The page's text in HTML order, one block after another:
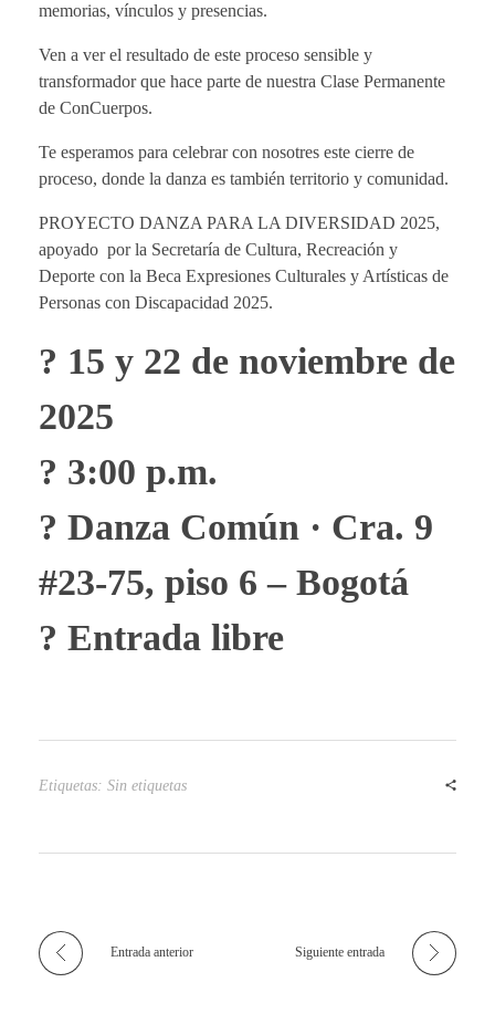
memorias, vínculos y presencias.
Ven a ver el resultado de este proceso sensible y
transformador que hace parte de nuestra Clase Permanente
de ConCuerpos.
Te esperamos para celebrar con nosotres este cierre de
proceso, donde la danza es también territorio y comunidad.
PROYECTO DANZA PARA LA DIVERSIDAD 2025,
apoyado por la Secretaría de Cultura, Recreación y
Deporte con la Beca Expresiones Culturales y Artísticas de
Personas con Discapacidad 2025.
? 15 y 22 de noviembre de
2025
? 3:00 p.m.
? Danza Común · Cra. 9
#23-75, piso 6 – Bogotá
? Entrada libre
Etiquetas: Sin etiquetas
Entrada anterior Siguiente entrada